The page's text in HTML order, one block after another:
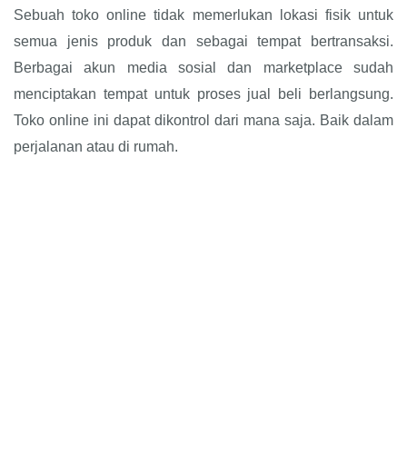
Sebuah toko online tidak memerlukan lokasi fisik untuk
semua jenis produk dan sebagai tempat bertransaksi.
Berbagai akun media sosial dan marketplace sudah
menciptakan tempat untuk proses jual beli berlangsung.
Toko online ini dapat dikontrol dari mana saja. Baik dalam
perjalanan atau di rumah.